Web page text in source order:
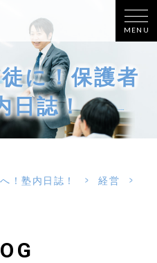
MENU
に！保護者
日誌！
！塾内日誌！
> 経営
>